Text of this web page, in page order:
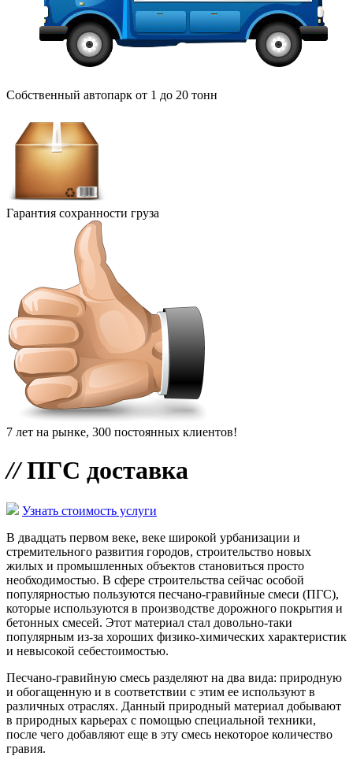
Собственный автопарк от 1 до 20 тонн
Гарантия сохранности груза
7 лет на рынке, 300 постоянных клиентов!
//ПГС доставка
Узнать стоимость услуги
В двадцать первом веке, веке широкой урбанизации и
стремительного развития городов, строительство новых
жилых и промышленных объектов становиться просто
необходимостью. В сфере строительства сейчас особой
популярностью пользуются песчано-гравийные смеси (ПГС),
которые используются в производстве дорожного покрытия и
бетонных смесей. Этот материал стал довольно-таки
популярным из-за хороших физико-химических характеристик
и невысокой себестоимостью.
Песчано-гравийную смесь разделяют на два вида: природную
и обогащенную и в соответствии с этим ее используют в
различных отраслях. Данный природный материал добывают
в природных карьерах с помощью специальной техники,
после чего добавляют еще в эту смесь некоторое количество
гравия.